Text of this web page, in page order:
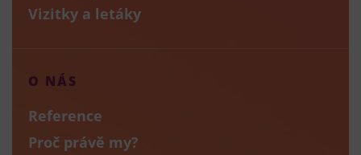
Vizitky a letáky
O NÁS
Reference
Proč právě my?